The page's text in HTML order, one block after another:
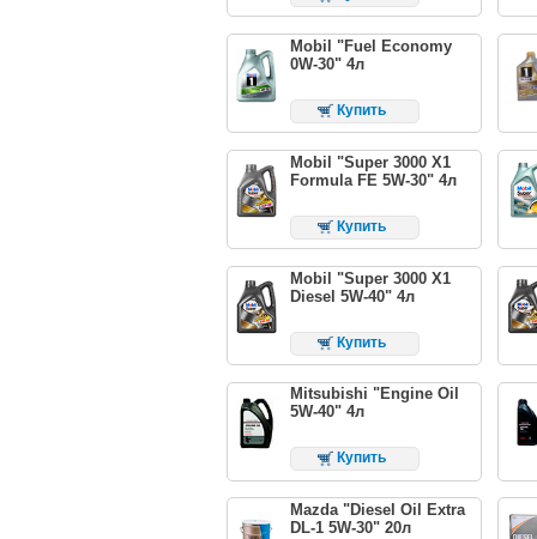
Mobil "Fuel Economy
0W-30" 4л
Купить
Mobil "Super 3000 X1
Formula FE 5W-30" 4л
Купить
Mobil "Super 3000 X1
Diesel 5W-40" 4л
Купить
Mitsubishi "Engine Oil
5W-40" 4л
Купить
Mazda "Diesel Oil Extra
DL-1 5W-30" 20л